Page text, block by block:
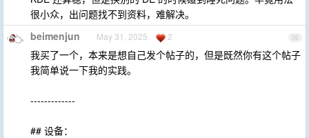
很小众，出问题找不到资料，难解决。
26
beimenjun May 31, 2025 2
我买了一个，本来是想自己发个帖子的，但是既然你有这个帖子
我简单说一下我的实践。
-------------
## 设备：